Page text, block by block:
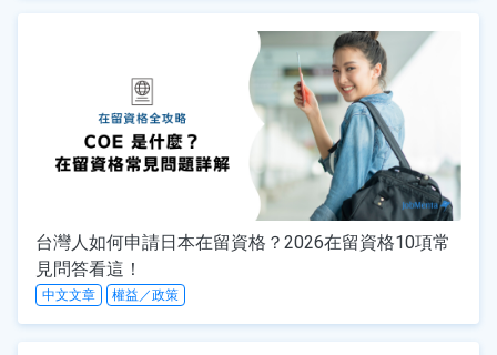
台灣人如何申請日本在留資格？2026在留資格10項常
見問答看這！
中文文章 權益／政策